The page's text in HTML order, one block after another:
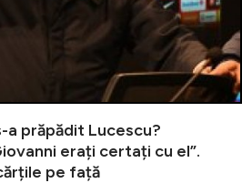
a prăpădit Lucescu?
erați certați cu el”.
pe față